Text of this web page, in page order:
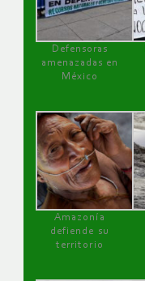
Defensoras
amenazadas en
México
Amazonía
defiende su
territorio